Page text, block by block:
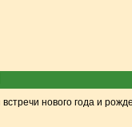
нового года и